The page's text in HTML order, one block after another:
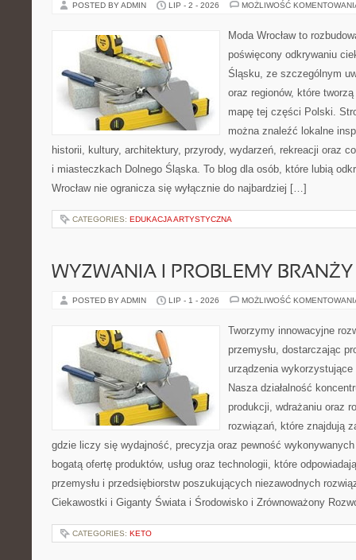
POSTED BY ADMIN LIP - 2 - 2026 MOŻLIWOŚĆ
Moda Wrocław to
poświęcony odkrywaniu
Śląsku, ze szczególnym
oraz regionów, które
mapę tej części Polski.
można znaleźć lokalne
historii, kultury, architektury, przyrody, wydarzeń, rekreacji oraz
i miasteczkach Dolnego Śląska. To blog dla osób, które lubią
Wrocław nie ogranicza się wyłącznie do najbardziej […]
CATEGORIES: EDUKACJA ARTYSTYCZNA
WYZWANIA I PROBLEMY BRANŻY
POSTED BY ADMIN LIP - 1 - 2026 MOŻLIWOŚĆ
Tworzymy innowacyjne
przemysłu, dostarczając
urządzenia
Nasza działalność
produkcji, wdrażaniu oraz
rozwiązań, które znajdują
gdzie liczy się wydajność, precyzja oraz pewność
bogatą ofertę produktów, usług oraz technologii, które
przemysłu i przedsiębiorstw poszukujących niezawodnych
Ciekawostki i Giganty Świata i Środowisko i Zrównoważony
CATEGORIES: KETO